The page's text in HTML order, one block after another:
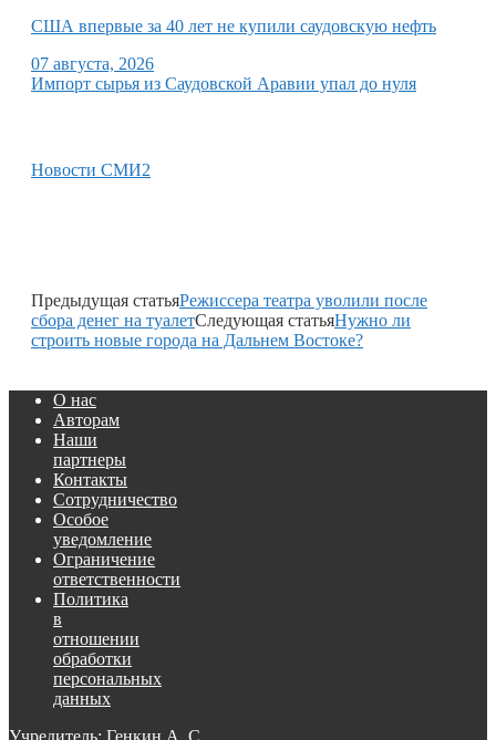
США впервые за 40 лет не купили саудовскую нефть
07 августа, 2026
Импорт сырья из Саудовской Аравии упал до нуля
Новости СМИ2
Предыдущая статьяРежиссера театра уволили после
сбора денег на туалетСледующая статьяНужно ли
строить новые города на Дальнем Востоке?
О нас
Авторам
Наши
партнеры
Контакты
Сотрудничество
Особое
уведомление
Ограничение
ответственности
Политика
в
отношении
обработки
персональных
данных
Учредитель: Генкин А. С.